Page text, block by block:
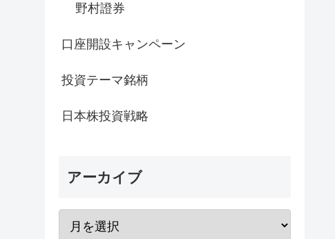
野村證券
口座開設キャンペーン
投資テーマ銘柄
日本株投資戦略
アーカイブ